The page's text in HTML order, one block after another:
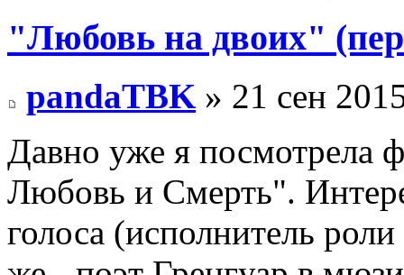
"Любовь на двоих"
pandaTBK » 21 сен
Давно уже я посмотрела
Любовь и Смерть".
голоса (исполнитель